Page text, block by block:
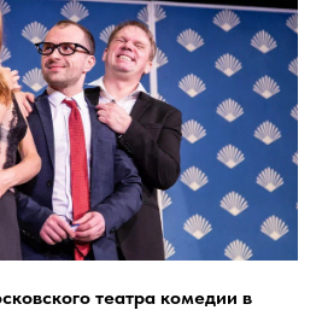
театра комедии в